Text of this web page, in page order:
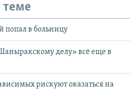
в больницу
делу» всё еще в
рискуют оказаться на